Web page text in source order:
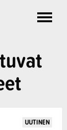
Toggle
UUTINEN